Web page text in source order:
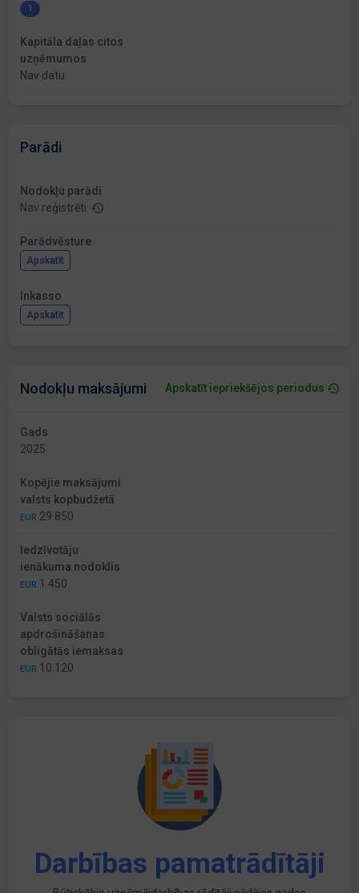
1
Kapitāla daļas citos
uzņēmumos
Nav datu
Parādi
Nodokļu parādi
Nav reģistrēti
Parādvēsture
Apskatīt
Inkasso
Apskatīt
Nodokļu maksājumi Apskatīt iepriekšējos periodus
Gads
2025
Kopējie maksājumi
valsts kopbudžetā
EUR 29 850
Iedzīvotāju
ienākuma nodoklis
EUR 1 450
Valsts sociālās
apdrošināšanas
obligātās iemaksas
EUR 10 120
Darbības pamatrādītāji